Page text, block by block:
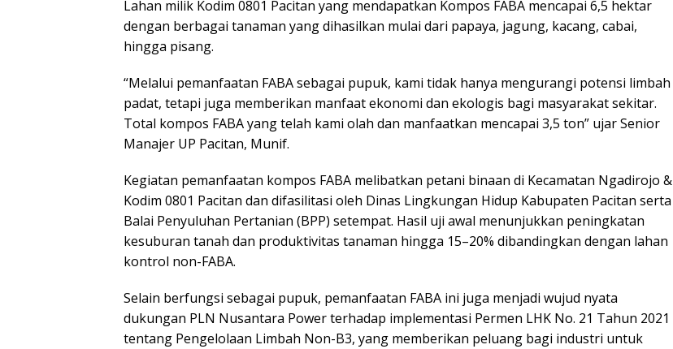
Lahan milik Kodim 0801 Pacitan yang mendapatkan Kompos FABA mencapai 6,5 hektar
dengan berbagai tanaman yang dihasilkan mulai dari papaya, jagung, kacang, cabai,
hingga pisang.
“Melalui pemanfaatan FABA sebagai pupuk, kami tidak hanya mengurangi potensi limbah
padat, tetapi juga memberikan manfaat ekonomi dan ekologis bagi masyarakat sekitar.
Total kompos FABA yang telah kami olah dan manfaatkan mencapai 3,5 ton” ujar Senior
Manajer UP Pacitan, Munif.
Kegiatan pemanfaatan kompos FABA melibatkan petani binaan di Kecamatan Ngadirojo &
Kodim 0801 Pacitan dan difasilitasi oleh Dinas Lingkungan Hidup Kabupaten Pacitan serta
Balai Penyuluhan Pertanian (BPP) setempat. Hasil uji awal menunjukkan peningkatan
kesuburan tanah dan produktivitas tanaman hingga 15–20% dibandingkan dengan lahan
kontrol non-FABA.
Selain berfungsi sebagai pupuk, pemanfaatan FABA ini juga menjadi wujud nyata
dukungan PLN Nusantara Power terhadap implementasi Permen LHK No. 21 Tahun 2021
tentang Pengelolaan Limbah Non-B3, yang memberikan peluang bagi industri untuk